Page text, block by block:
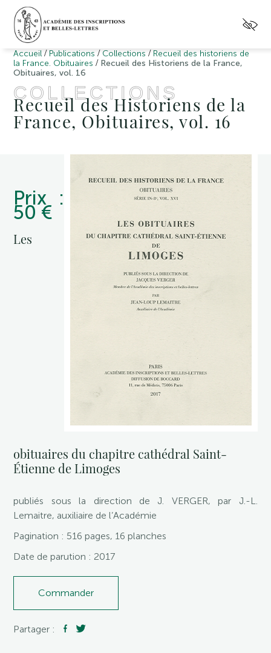
Accueil / Publications / Collections / Recueil des historiens de
la France. Obituaires / Recueil des Historiens de la France,
Obituaires, vol. 16
COLLECTIONS
Recueil des Historiens de la
France, Obituaires, vol. 16
Prix :
50 €
Les
obituaires du chapitre cathédral Saint-
Étienne de Limoges
publiés sous la direction de J. VERGER, par J.-L.
Lemaitre, auxiliaire de l’Académie
Pagination : 516 pages, 16 planches
Date de parution : 2017
Commander
Partager :